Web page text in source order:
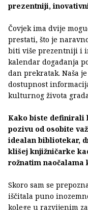
prezentniji,
Čovjek ima dvije
prestati, što je
biti više prezentniji i
kalendar događanja
dan prekratak. Naša
dostupnost
kulturnog života
Kako biste definirali
pozivu od osobite
idealan bibliotekar,
klišej knjižničarke
rožnatim naočalama
Skoro sam se
iščitala puno
kolege u razvijenim